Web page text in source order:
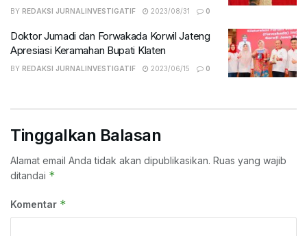
BY REDAKSI JURNALINVESTIGATIF 2023/08/31 0
Doktor Jumadi dan Forwakada Korwil Jateng
Apresiasi Keramahan Bupati Klaten
BY REDAKSI JURNALINVESTIGATIF 2023/06/15 0
Tinggalkan Balasan
Alamat email Anda tidak akan dipublikasikan. Ruas yang wajib
ditandai *
Komentar *